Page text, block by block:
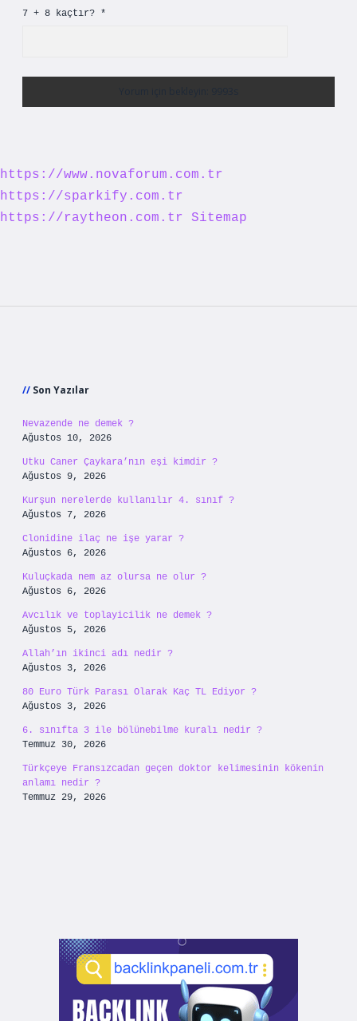
7 + 8 kaçtır? *
https://www.novaforum.com.tr
https://sparkify.com.tr
https://raytheon.com.tr
Sitemap
Son Yazılar
Nevazende ne demek ?
Ağustos 10, 2026
Utku Caner Çaykara’nın eşi kimdir ?
Ağustos 9, 2026
Kurşun nerelerde kullanılır 4. sınıf ?
Ağustos 7, 2026
Clonidine ilaç ne işe yarar ?
Ağustos 6, 2026
Kuluçkada nem az olursa ne olur ?
Ağustos 6, 2026
Avcılık ve toplayicilik ne demek ?
Ağustos 5, 2026
Allah’ın ikinci adı nedir ?
Ağustos 3, 2026
80 Euro Türk Parası Olarak Kaç TL Ediyor ?
Ağustos 3, 2026
6. sınıfta 3 ile bölünebilme kuralı nedir ?
Temmuz 30, 2026
Türkçeye Fransızcadan geçen doktor kelimesinin kökenin
anlamı nedir ?
Temmuz 29, 2026